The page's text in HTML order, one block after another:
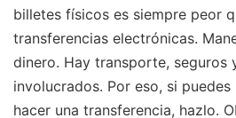
billetes físicos es siempre peor
transferencias electrónicas.
dinero. Hay transporte, seguros
involucrados. Por eso, si
hacer una transferencia, hazlo.